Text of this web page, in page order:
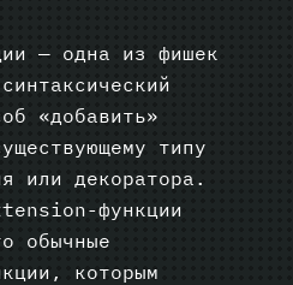
— одна из фишек
«добавить»
типу
или декоратора.
функции
обычные
которым